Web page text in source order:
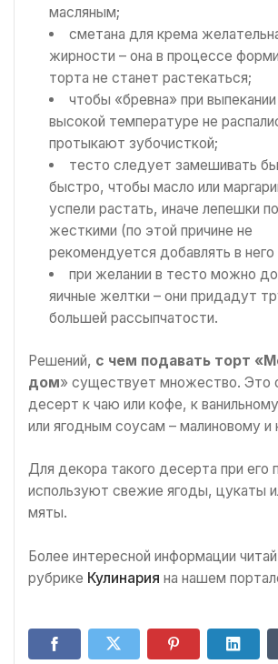
масляным;
сметана для крема
жирности – она в процессе
торта не станет растекаться;
чтобы «бревна» при выпекании
высокой температуре не
протыкают зубочисткой;
тесто следует замешивать
быстро, чтобы масло или
успели растать, иначе лепешки
жесткими (по этой причине не
рекомендуется добавлять в него
при желании в тесто можно
яичные желтки – они придадут
большей рассыпчатости.
Решений, с чем подавать торт
дом» существует множество. Это
десерт к чаю или кофе, к
или ягодным соусам – малиновому и
Для декора такого десерта при его
используют свежие ягоды, цукаты
мяты.
Более интересной информации
рубрике Кулинария на нашем